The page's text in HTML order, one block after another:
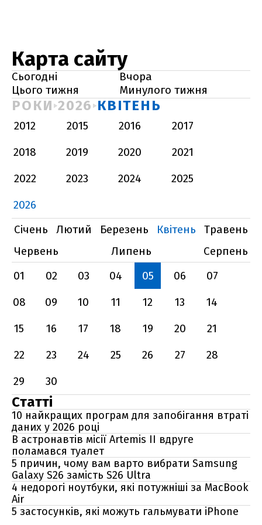
Карта сайту
Сьогодні
Вчора
Цього тижня
Минулого тижня
РОКИ 2026 КВІТЕНЬ
2012 2015 2016
2017
2018
2019 2020
2021
2022
2023 2024
2025
2026
Січень
Лютий Березень Квітень
Травень
Червень
Липень
Серпень
01
02 03 04 05 06
07
08
09 10 11 12 13
14
15
16 17 18 19 20
21
22
23 24 25 26 27
28
29
30
Статті
10 найкращих програм для запобігання втраті
даних у 2026 році
В астронавтів місії Artemis II вдруге
поламався туалет
5 причин, чому вам варто вибрати Samsung
Galaxy S26 замість S26 Ultra
4 недорогі ноутбуки, які потужніші за MacBook
Air
5 застосунків, які можуть гальмувати iPhone